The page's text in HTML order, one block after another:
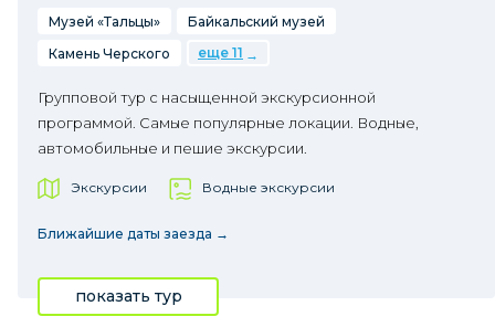
Музей «Тальцы»
Байкальский музей
Камень Черского
еще 11
Групповой тур с насыщенной экскурсионной
программой. Самые популярные локации. Водные,
автомобильные и пешие экскурсии.
Экскурсии Водные экскурсии
Ближайшие даты заезда →
показать тур